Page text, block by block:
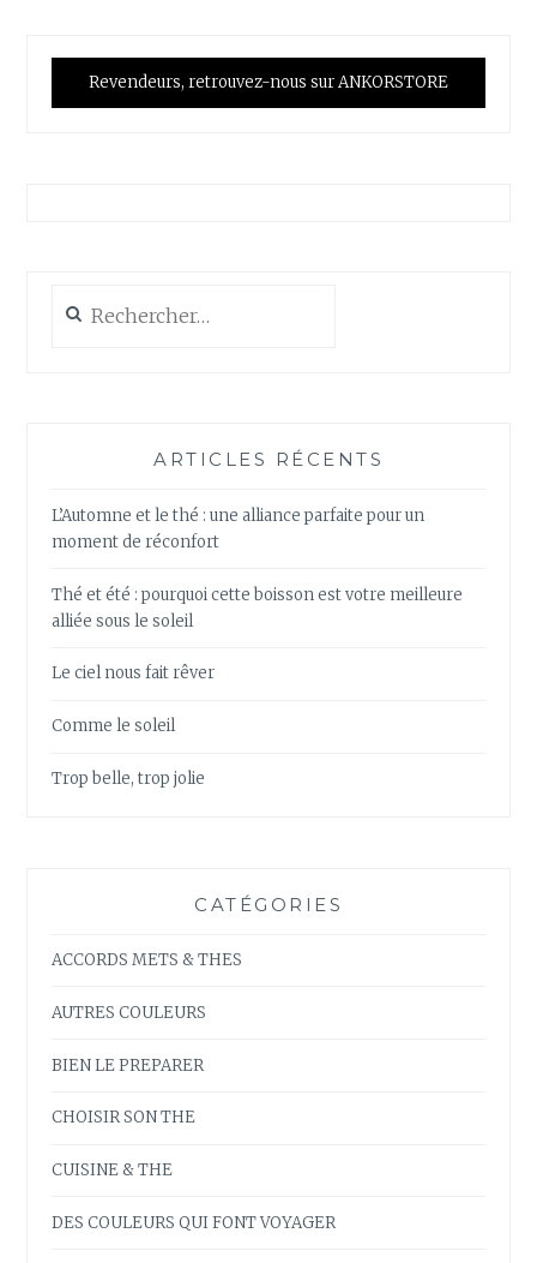
Revendeurs, retrouvez-nous sur ANKORSTORE
ARTICLES RÉCENTS
L’Automne et le thé : une alliance parfaite pour un
moment de réconfort
Thé et été : pourquoi cette boisson est votre meilleure
alliée sous le soleil
Le ciel nous fait rêver
Comme le soleil
Trop belle, trop jolie
CATÉGORIES
ACCORDS METS & THES
AUTRES COULEURS
BIEN LE PREPARER
CHOISIR SON THE
CUISINE & THE
DES COULEURS QUI FONT VOYAGER